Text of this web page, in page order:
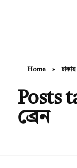
Home » ঢাকায়
Posts
ব্রেন